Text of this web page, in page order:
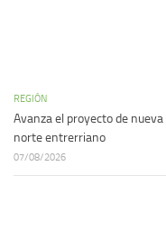
REGIÓN
Avanza el proyecto de
norte entrerriano
07/08/2026